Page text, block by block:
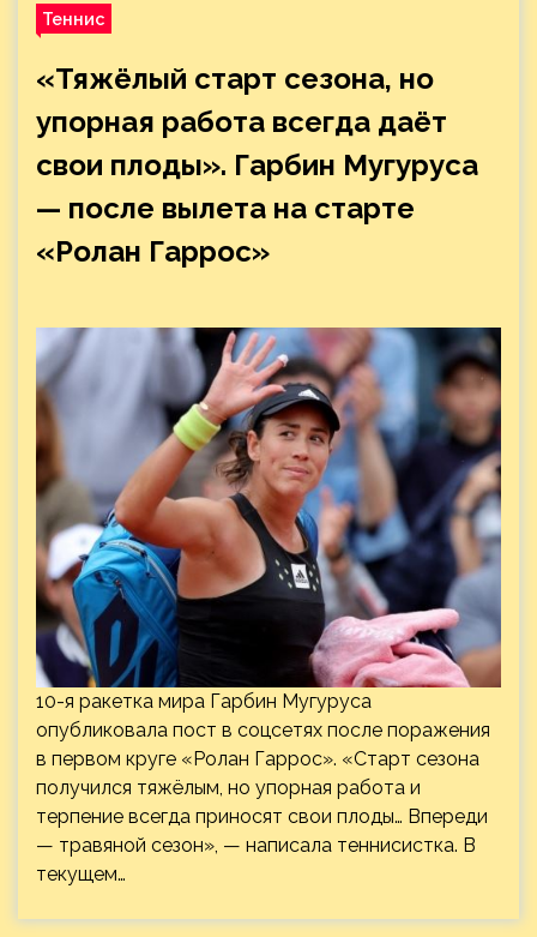
Теннис
«Тяжёлый старт сезона, но
упорная работа всегда даёт
свои плоды». Гарбин Мугуруса
— после вылета на старте
«Ролан Гаррос»
10-я ракетка мира Гарбин Мугуруса
опубликовала пост в соцсетях после поражения
в первом круге «Ролан Гаррос». «Старт сезона
получился тяжёлым, но упорная работа и
терпение всегда приносят свои плоды… Впереди
— травяной сезон», — написала теннисистка. В
текущем…